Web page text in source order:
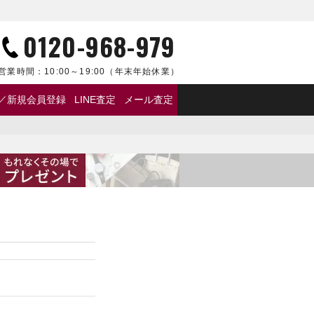
0120-968-979
業時間： 10:00～19:00 （年末年始休業）
新規会員登録 LINE査定 メール査定